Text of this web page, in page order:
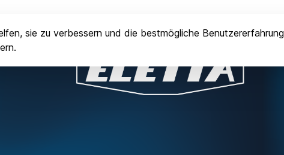
sie zu verbessern und die bestmögliche Benutzererfahrung